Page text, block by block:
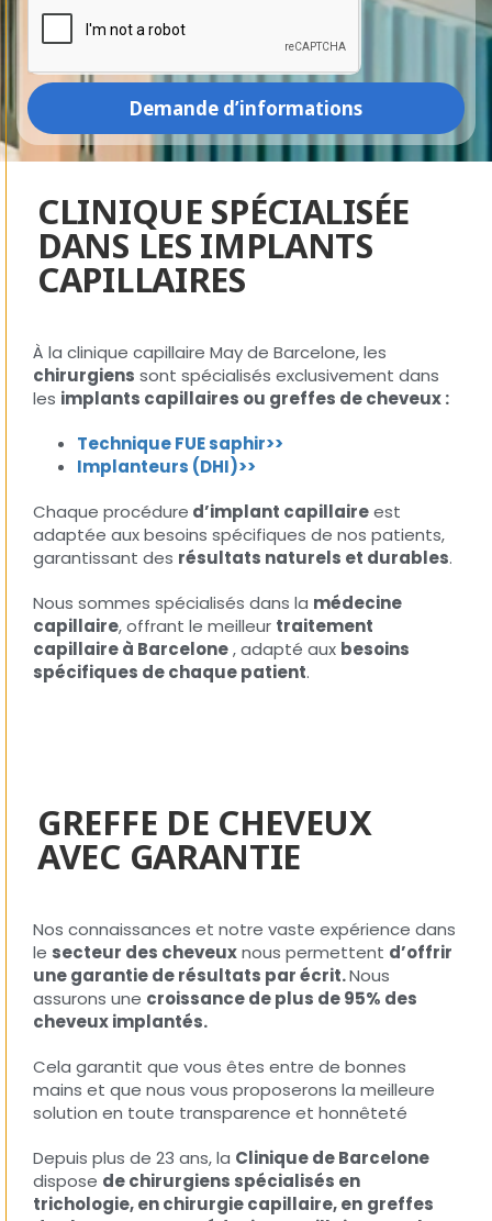
Demande d’informations
CLINIQUE SPÉCIALISÉE
DANS LES IMPLANTS
CAPILLAIRES
À la clinique capillaire May de Barcelone, les
chirurgiens sont spécialisés exclusivement dans
les implants capillaires ou greffes de cheveux :
Technique FUE saphir>>
Implanteurs (DHI)>>
Chaque procédure d’implant capillaireest
adaptée aux besoins spécifiques de nos patients,
garantissant des résultats naturels et durables.
Nous sommes spécialisés dans la médecine
capillaire, offrant le meilleur traitement
capillaire à Barcelone, adapté aux besoins
spécifiques de chaque patient.
GREFFE DE CHEVEUX
AVEC GARANTIE
Nos connaissances et notre vaste expérience dans
le secteur des cheveuxnous permettent d’offrir
une garantie de résultats par écrit.Nous
assurons une croissance de plus de 95% des
cheveux implantés.
Cela garantit que vous êtes entre de bonnes
mains et que nous vous proposerons la meilleure
solution en toute transparence et honnêteté
Depuis plus de 23 ans, la Clinique de Barcelone
dispose de chirurgiens spécialisés en
trichologie, en chirurgie capillaire, en greffes